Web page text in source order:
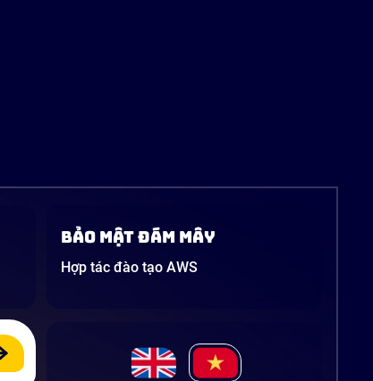
Bảo mật đám mây
Hợp tác đào tạo AWS